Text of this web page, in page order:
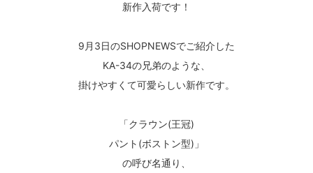
新作入荷です！
9月3日のSHOPNEWSでご紹介した
KA-34の兄弟のような、
掛けやすくて可愛らしい新作です。
「クラウン(王冠)
パント(ボストン型)」
の呼び名通り、